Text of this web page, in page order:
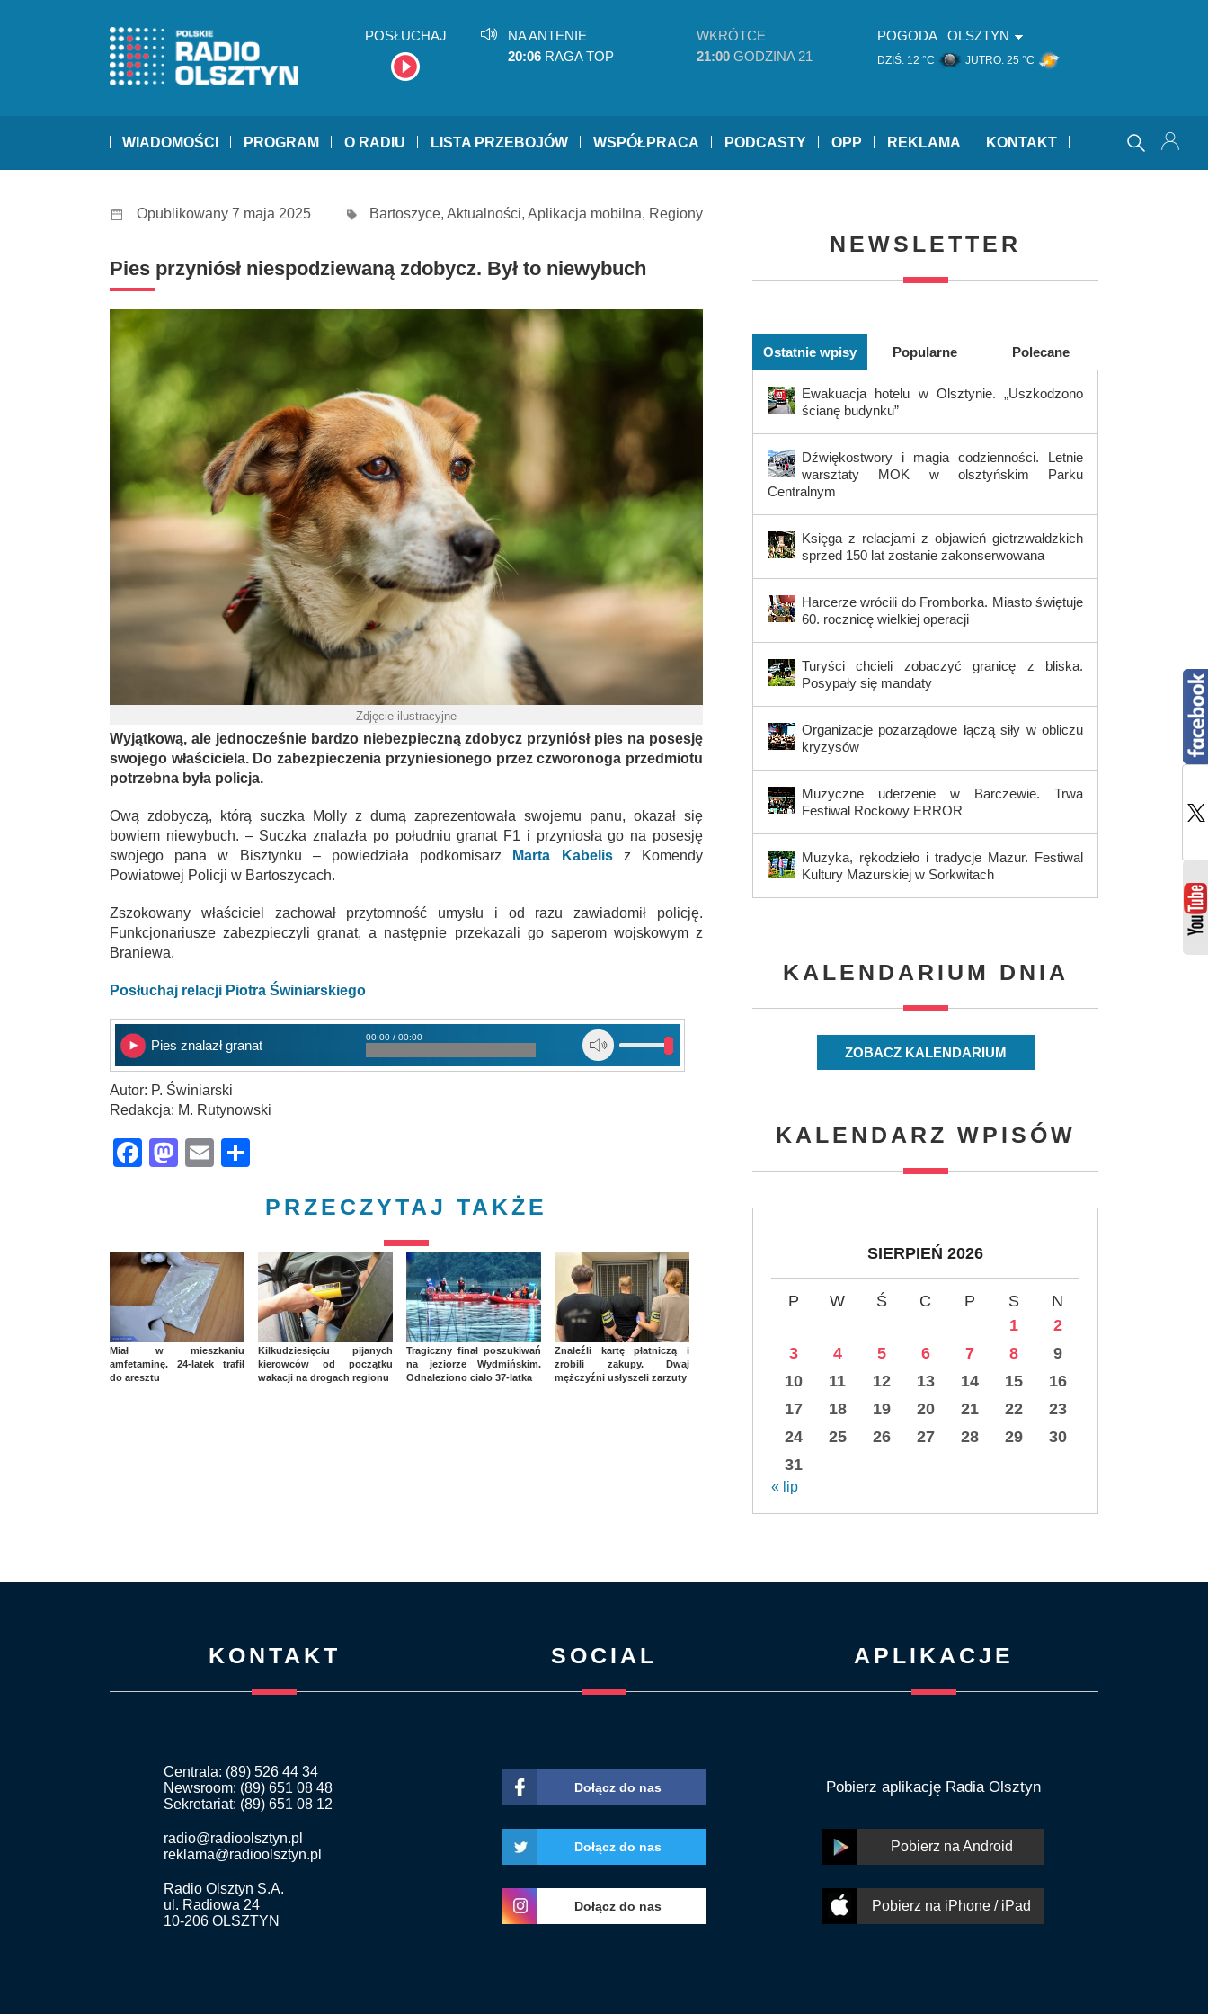
POSŁUCHAJ
NA ANTENIE
20:06 RAGA TOP
WKRÓTCE
21:00 GODZINA 21
POGODA OLSZTYN
DZIŚ: 12 °C JUTRO: 25 °C
WIADOMOŚCI PROGRAM O RADIU LISTA PRZEBOJÓW WSPÓŁPRACA PODCASTY OPP REKLAMA KONTAKT
Opublikowany 7 maja 2025 Bartoszyce, Aktualności, Aplikacja mobilna, Regiony
Pies przyniósł niespodziewaną zdobycz. Był to niewybuch
Zdjęcie ilustracyjne
Wyjątkową, ale jednocześnie bardzo niebezpieczną zdobycz przyniósł pies na posesję
swojego właściciela. Do zabezpieczenia przyniesionego przez czworonoga przedmiotu
potrzebna była policja.
Ową zdobyczą, którą suczka Molly z dumą zaprezentowała swojemu panu, okazał się
bowiem niewybuch. – Suczka znalazła po południu granat F1 i przyniosła go na posesję
swojego pana w Bisztynku – powiedziała podkomisarz
Marta Kabelisz Komendy
Powiatowej Policji w Bartoszycach.
Zszokowany właściciel zachował przytomność umysłu i od razu zawiadomił policję.
Funkcjonariusze zabezpieczyli granat, a następnie przekazali go saperom wojskowym z
Braniewa.
Posłuchaj relacji Piotra Świniarskiego
Pies znalazł granat
00:00 / 00:00
Autor: P. Świniarski
Redakcja: M. Rutynowski
Facebook
Mastodon
Email
PRZECZYTAJ TAKŻE
Miał w mieszkaniu
amfetaminę. 24-latek trafił
do aresztu
Kilkudziesięciu pijanych
kierowców od początku
wakacji na drogach regionu
Tragiczny finał poszukiwań
na jeziorze Wydmińskim.
Odnaleziono ciało 37-latka
Znaleźli kartę płatniczą i
zrobili zakupy. Dwaj
mężczyźni usłyszeli zarzuty
NEWSLETTER
Ostatnie wpisy Popularne Polecane
Ewakuacja hotelu w Olsztynie. „Uszkodzono
ścianę budynku”
Dźwiękostwory i magia codzienności. Letnie
warsztaty MOK w olsztyńskim Parku
Centralnym
Księga z relacjami z objawień gietrzwałdzkich
sprzed 150 lat zostanie zakonserwowana
Harcerze wrócili do Fromborka. Miasto świętuje
60. rocznicę wielkiej operacji
Turyści chcieli zobaczyć granicę z bliska.
Posypały się mandaty
Organizacje pozarządowe łączą siły w obliczu
kryzysów
Muzyczne uderzenie w Barczewie. Trwa
Festiwal Rockowy ERROR
Muzyka, rękodzieło i tradycje Mazur. Festiwal
Kultury Mazurskiej w Sorkwitach
KALENDARIUM DNIA
ZOBACZ KALENDARIUM
KALENDARZ WPISÓW
SIERPIEŃ 2026
P W Ś C P S
N
1
2
3
4 5 6 7 8
9
10
11 12 13 14 15
16
17
18 19 20 21 22
23
24
25 26 27 28 29
30
31
« lip
KONTAKT
Centrala: (89) 526 44 34
Newsroom: (89) 651 08 48
Sekretariat: (89) 651 08 12
radio@radioolsztyn.pl
reklama@radioolsztyn.pl
Radio Olsztyn S.A.
ul. Radiowa 24
10-206 OLSZTYN
SOCIAL
Dołącz do nas
Dołącz do nas
Dołącz do nas
APLIKACJE
Pobierz aplikację Radia Olsztyn
Pobierz na Android
Pobierz na iPhone / iPad